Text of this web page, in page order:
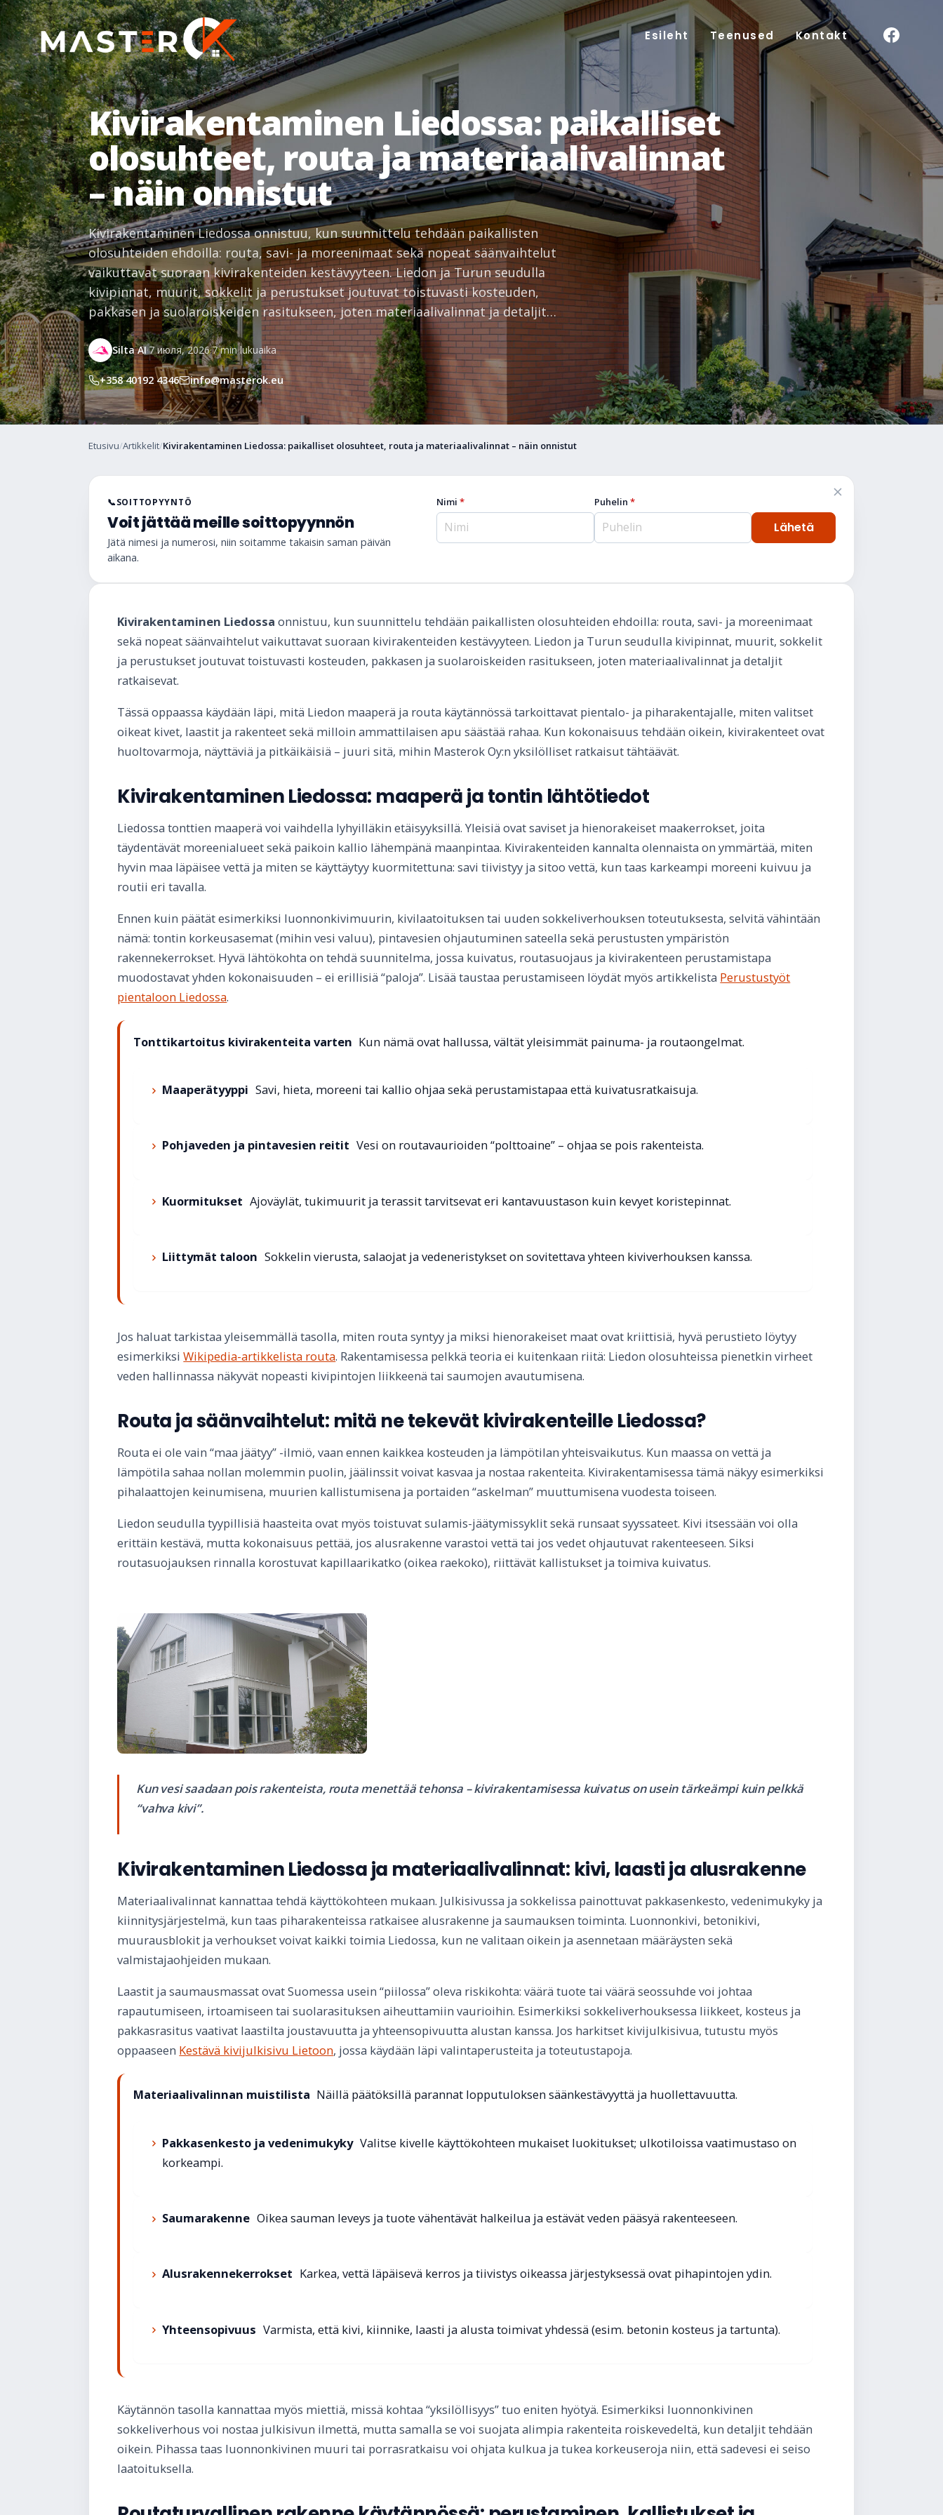
Esileht Teenused Kontakt
Kivirakentaminen Liedossa: paikalliset
olosuhteet, routa ja materiaalivalinnat
– näin onnistut
Kivirakentaminen Liedossa onnistuu, kun suunnittelu tehdään paikallisten
olosuhteiden ehdoilla: routa, savi- ja moreenimaat sekä nopeat säänvaihtelut
vaikuttavat suoraan kivirakenteiden kestävyyteen. Liedon ja Turun seudulla
kivipinnat, muurit, sokkelit ja perustukset joutuvat toistuvasti kosteuden,
pakkasen ja suolaroiskeiden rasitukseen, joten materiaalivalinnat ja detaljit…
Silta AI·7 июля, 2026·7 min lukuaika
+358 40192 4346 info@masterok.eu
Etusivu/Artikkelit/Kivirakentaminen Liedossa: paikalliset olosuhteet, routa ja materiaalivalinnat – näin onnistut
📞SOITTOPYYNTÖ
Voit jättää meille soittopyynnön
Jätä nimesi ja numerosi, niin soitamme takaisin saman päivän
aikana.
Nimi* Puhelin *
Lähetä
Kivirakentaminen Liedossa onnistuu, kun suunnittelu tehdään paikallisten olosuhteiden ehdoilla: routa, savi- ja moreenimaat
sekä nopeat säänvaihtelut vaikuttavat suoraan kivirakenteiden kestävyyteen. Liedon ja Turun seudulla kivipinnat, muurit, sokkelit
ja perustukset joutuvat toistuvasti kosteuden, pakkasen ja suolaroiskeiden rasitukseen, joten materiaalivalinnat ja detaljit
ratkaisevat.
Tässä oppaassa käydään läpi, mitä Liedon maaperä ja routa käytännössä tarkoittavat pientalo- ja piharakentajalle, miten valitset
oikeat kivet, laastit ja rakenteet sekä milloin ammattilaisen apu säästää rahaa. Kun kokonaisuus tehdään oikein, kivirakenteet ovat
huoltovarmoja, näyttäviä ja pitkäikäisiä – juuri sitä, mihin Masterok Oy:n yksilölliset ratkaisut tähtäävät.
Kivirakentaminen Liedossa: maaperä ja tontin lähtötiedot
Liedossa tonttien maaperä voi vaihdella lyhyilläkin etäisyyksillä. Yleisiä ovat saviset ja hienorakeiset maakerrokset, joita
täydentävät moreenialueet sekä paikoin kallio lähempänä maanpintaa. Kivirakenteiden kannalta olennaista on ymmärtää, miten
hyvin maa läpäisee vettä ja miten se käyttäytyy kuormitettuna: savi tiivistyy ja sitoo vettä, kun taas karkeampi moreeni kuivuu ja
routii eri tavalla.
Ennen kuin päätät esimerkiksi luonnonkivimuurin, kivilaatoituksen tai uuden sokkeliverhouksen toteutuksesta, selvitä vähintään
nämä: tontin korkeusasemat (mihin vesi valuu), pintavesien ohjautuminen sateella sekä perustusten ympäristön
rakennekerrokset. Hyvä lähtökohta on tehdä suunnitelma, jossa kuivatus, routasuojaus ja kivirakenteen perustamistapa
muodostavat yhden kokonaisuuden – ei erillisiä “paloja”. Lisää taustaa perustamiseen löydät myös artikkelista Perustustyöt
pientaloon Liedossa.
Tonttikartoitus kivirakenteita varten Kun nämä ovat hallussa, vältät yleisimmät painuma- ja routaongelmat.
Maaperätyyppi Savi, hieta, moreeni tai kallio ohjaa sekä perustamistapaa että kuivatusratkaisuja.
Pohjaveden ja pintavesien reitit Vesi on routavaurioiden “polttoaine” – ohjaa se pois rakenteista.
Kuormitukset Ajoväylät, tukimuurit ja terassit tarvitsevat eri kantavuustason kuin kevyet koristepinnat.
Liittymät taloon Sokkelin vierusta, salaojat ja vedeneristykset on sovitettava yhteen kiviverhouksen kanssa.
Jos haluat tarkistaa yleisemmällä tasolla, miten routa syntyy ja miksi hienorakeiset maat ovat kriittisiä, hyvä perustieto löytyy
esimerkiksiWikipedia-artikkelista routa. Rakentamisessa pelkkä teoria ei kuitenkaan riitä: Liedon olosuhteissa pienetkin virheet
veden hallinnassa näkyvät nopeasti kivipintojen liikkeenä tai saumojen avautumisena.
Routa ja säänvaihtelut: mitä ne tekevät kivirakenteille Liedossa?
Routa ei ole vain “maa jäätyy” -ilmiö, vaan ennen kaikkea kosteuden ja lämpötilan yhteisvaikutus. Kun maassa on vettä ja
lämpötila sahaa nollan molemmin puolin, jäälinssit voivat kasvaa ja nostaa rakenteita. Kivirakentamisessa tämä näkyy esimerkiksi
pihalaattojen keinumisena, muurien kallistumisena ja portaiden “askelman” muuttumisena vuodesta toiseen.
Liedon seudulla tyypillisiä haasteita ovat myös toistuvat sulamis-jäätymissyklit sekä runsaat syyssateet. Kivi itsessään voi olla
erittäin kestävä, mutta kokonaisuus pettää, jos alusrakenne varastoi vettä tai jos vedet ohjautuvat rakenteeseen. Siksi
routasuojauksen rinnalla korostuvat kapillaarikatko (oikea raekoko), riittävät kallistukset ja toimiva kuivatus.
Kun vesi saadaan pois rakenteista, routa menettää tehonsa – kivirakentamisessa kuivatus on usein tärkeämpi kuin pelkkä
“vahva kivi”.
Kivirakentaminen Liedossa ja materiaalivalinnat: kivi, laasti ja alusrakenne
Materiaalivalinnat kannattaa tehdä käyttökohteen mukaan. Julkisivussa ja sokkelissa painottuvat pakkasenkesto, vedenimukyky ja
kiinnitysjärjestelmä, kun taas piharakenteissa ratkaisee alusrakenne ja saumauksen toiminta. Luonnonkivi, betonikivi,
muurausblokit ja verhoukset voivat kaikki toimia Liedossa, kun ne valitaan oikein ja asennetaan määräysten sekä
valmistajaohjeiden mukaan.
Laastit ja saumausmassat ovat Suomessa usein “piilossa” oleva riskikohta: väärä tuote tai väärä seossuhde voi johtaa
rapautumiseen, irtoamiseen tai suolarasituksen aiheuttamiin vaurioihin. Esimerkiksi sokkeliverhouksessa liikkeet, kosteus ja
pakkasrasitus vaativat laastilta joustavuutta ja yhteensopivuutta alustan kanssa. Jos harkitset kivijulkisivua, tutustu myös
oppaaseen Kestävä kivijulkisivu Lietoon, jossa käydään läpi valintaperusteita ja toteutustapoja.
Materiaalivalinnan muistilista Näillä päätöksillä parannat lopputuloksen säänkestävyyttä ja huollettavuutta.
Pakkasenkesto ja vedenimukyky Valitse kivelle käyttökohteen mukaiset luokitukset; ulkotiloissa vaatimustaso on
korkeampi.
Saumarakenne Oikea sauman leveys ja tuote vähentävät halkeilua ja estävät veden pääsyä rakenteeseen.
Alusrakennekerrokset Karkea, vettä läpäisevä kerros ja tiivistys oikeassa järjestyksessä ovat pihapintojen ydin.
Yhteensopivuus Varmista, että kivi, kiinnike, laasti ja alusta toimivat yhdessä (esim. betonin kosteus ja tartunta).
Käytännön tasolla kannattaa myös miettiä, missä kohtaa “yksilöllisyys” tuo eniten hyötyä. Esimerkiksi luonnonkivinen
sokkeliverhous voi nostaa julkisivun ilmettä, mutta samalla se voi suojata alimpia rakenteita roiskevedeltä, kun detaljit tehdään
oikein. Pihassa taas luonnonkivinen muuri tai porrasratkaisu voi ohjata kulkua ja tukea korkeuseroja niin, että sadevesi ei seiso
laatoituksella.